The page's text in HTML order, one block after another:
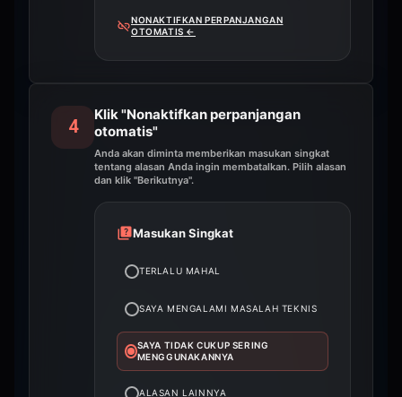
NONAKTIFKAN PERPANJANGAN
OTOMATIS ←
4
Klik "Nonaktifkan perpanjangan
otomatis"
Anda akan diminta memberikan masukan singkat
tentang alasan Anda ingin membatalkan. Pilih alasan
dan klik "Berikutnya".
Masukan Singkat
TERLALU MAHAL
SAYA MENGALAMI MASALAH TEKNIS
SAYA TIDAK CUKUP SERING
MENGGUNAKANNYA
ALASAN LAINNYA